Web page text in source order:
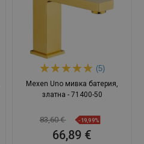
(5)
Mexen Uno мивка батерия,
златна - 71400-50
83,60 € -19,99%
66,89 €